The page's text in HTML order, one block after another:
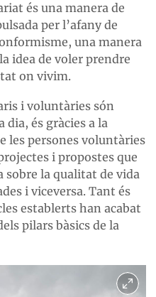
és una manera de
per l’afany de
una manera
idea de voler prendre
on vivim.
i voluntàries són
dia, és gràcies a la
les persones voluntàries
i propostes que
la qualitat de vida
i viceversa. Tant és
establerts han acabat
pilars bàsics de la